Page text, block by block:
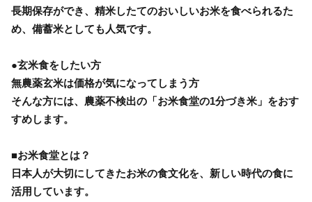
長期保存ができ、精米したてのおいしいお米を食べられるた
め、備蓄米としても人気です。
●玄米食をしたい方
無農薬玄米は価格が気になってしまう方
そんな方には、農薬不検出の「お米食堂の1分づき米」をおす
すめします。
■お米食堂とは？
日本人が大切にしてきたお米の食文化を、新しい時代の食に
活用しています。